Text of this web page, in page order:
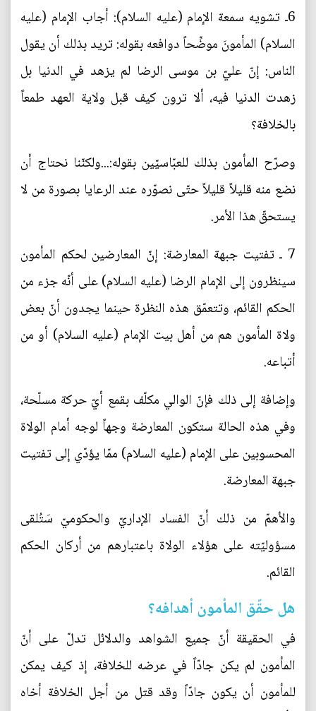
6ـ تشويه سمعة الإمام (عليه السلام): أجاب الإمام (عليه
السلام) المأمونَ موضِّحاً دوافعه بقوله: تريد بذلك أن يقول
الناس: إنّ عليّ بن موسى الرضا لم يزهد في الدنيا بل
زهدت الدنيا فيه، ألا ترون كيف قبل ولاية العهد طمعاً
بالخلافة؟
وصرّح المأمون بذلك للعبّاسيّين بقوله:...ولكنّنا نحتاج أن
نضع منه قليلاً قليلاً حتّى نصوّره عند الرعايا بصورة من لا
يستحقّ هذا الأمر.
7 ـ تفتيت جبهة المعارضة: إنّ المعارضين لحكم المأمون
سينظرون إلى الإمام الرضا (عليه السلام) على أنّه جزء من
الحكم القائم، وتتعمّق هذه النظرة حينما يجدون أنّ بعض
ولاة المأمون هم من أهل بيت الإمام (عليه السلام) أو من
أتباعه.
وإضافة إلى ذلك فإنّ الوالي مكلّف بقمع أيّ حركة مسلّحة،
وفي هذه الحالة ستكون المعارضة وجهاً لوجه أمام الولاة
المحسوبين على الإمام (عليه السلام) ممّا يؤدّي إلى تفتيت
جبهة المعارضة.
والأهمّ من ذلك أنّ الفساد الإداريّ والحكوميّ سَتُلقى
مسؤوليّته على هؤلاء الولاة باعتبارهم من أركان الحكم
القائم.
هل حقّق المأمون أهدافه؟
في الحقيقة أنّ جميع الشواهد والدلائل تدلّ على أنّ
المأمون لم يكن جادّاً في عرضه للخلافة، إذ كيف يمكن
للمأمون أن يكون جادّاً وقد قتل من أجل الخلافة أخاه